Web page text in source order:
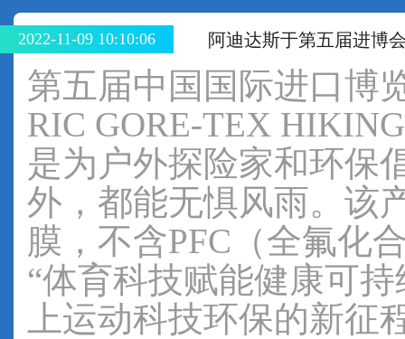
阿迪达斯于第五届进博
第五届中国国际进口博
RIC GORE-TEX
是为户外探险家和环保
外，都能无惧风雨。该
膜，不含PFC（全氟化
“体育科技赋能健康可
上运动科技环保的新征
2022-11-09 10:10:06